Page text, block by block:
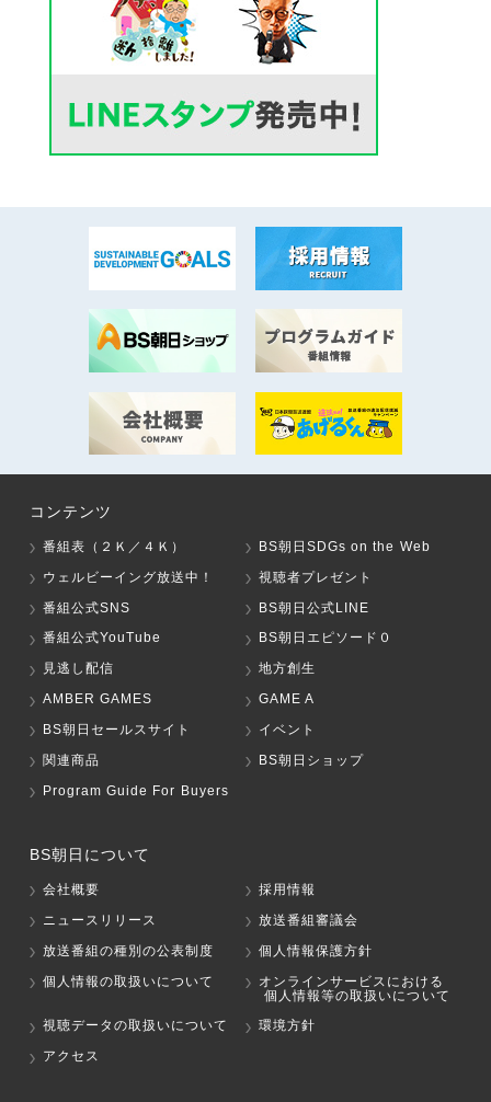
コンテンツ
番組表（２Ｋ／４Ｋ）
BS朝日SDGs on the Web
ウェルビーイング放送中！
視聴者プレゼント
番組公式SNS
BS朝日公式LINE
番組公式YouTube
BS朝日エピソード０
見逃し配信
地方創生
AMBER GAMES
GAME A
BS朝日セールスサイト
イベント
関連商品
BS朝日ショップ
Program Guide For Buyers
BS朝日について
会社概要
採用情報
ニュースリリース
放送番組審議会
放送番組の種別の公表制度
個人情報保護方針
個人情報の取扱いについて
オンラインサービスにおける
個人情報等の取扱いについて
視聴データの取扱いについて
環境方針
アクセス